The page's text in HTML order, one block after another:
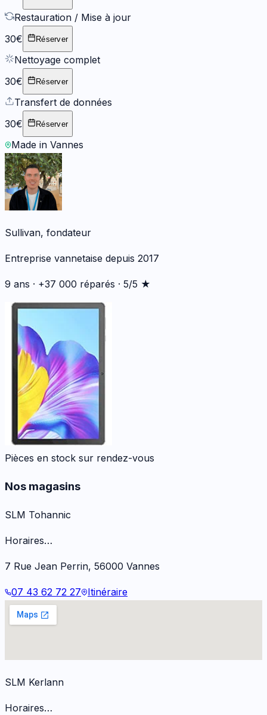
Restauration / Mise à jour
30€
Réserver
Nettoyage complet
30€
Réserver
Transfert de données
30€
Réserver
Made in Vannes
Sullivan, fondateur
Entreprise vannetaise depuis 2017
9 ans · +37 000 réparés · 5/5 ★
Pièces en stock sur rendez-vous
Nos magasins
SLM Tohannic
Horaires…
7 Rue Jean Perrin, 56000 Vannes
07 43 62 72 27 Itinéraire
SLM Kerlann
Horaires…